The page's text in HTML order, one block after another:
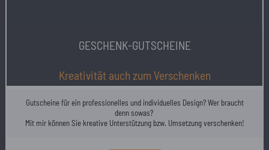
GESCHENK-GUTSCHEINE
Kreativität auch zum Verschenken
Gutscheine für ein professionelles und individuelles Design? Wer braucht
denn sowas?
Mit mir können Sie kreative Unterstützung bzw. Umsetzung verschenken!